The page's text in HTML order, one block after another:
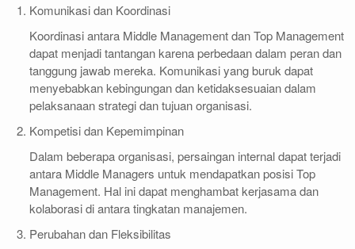
Komunikasi dan Koordinasi
Koordinasi antara Middle Management dan Top Management
dapat menjadi tantangan karena perbedaan dalam peran dan
tanggung jawab mereka. Komunikasi yang buruk dapat
menyebabkan kebingungan dan ketidaksesuaian dalam
pelaksanaan strategi dan tujuan organisasi.
Kompetisi dan Kepemimpinan
Dalam beberapa organisasi, persaingan internal dapat terjadi
antara Middle Managers untuk mendapatkan posisi Top
Management. Hal ini dapat menghambat kerjasama dan
kolaborasi di antara tingkatan manajemen.
Perubahan dan Fleksibilitas